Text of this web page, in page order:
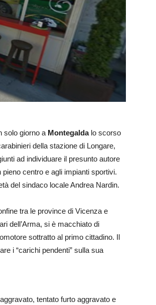
solo giorno a Montegaldalo scorso
della stazione di Longare,
ad individuare il presunto autore
centro e agli impianti sportivi.
del sindaco locale Andrea Nardin.
tra le province di Vicenza e
dell’Arma, si è macchiato di
sottratto al primo cittadino. Il
i “carichi pendenti” sulla sua
tentato furto aggravato e